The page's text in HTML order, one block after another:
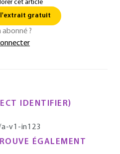
cet article
l'extrait gratuit
abonné ?
IDENTIFIER)
v1-in123
ÉGALEMENT